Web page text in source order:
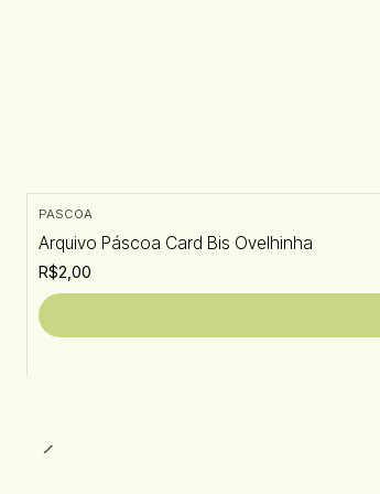
PASCOA
Arquivo Páscoa Card Bis Ovelhinha
R$2,00